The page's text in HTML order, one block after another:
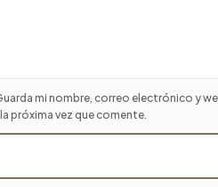
mi nombre, correo electrónico y
próxima vez que comente.